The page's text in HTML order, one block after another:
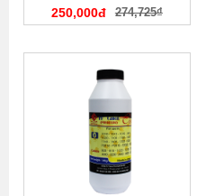
250,000đ 274,725₫